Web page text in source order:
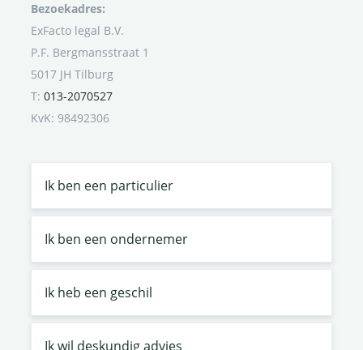
Bezoekadres:
ExFacto legal B.V.
P.F. Bergmansstraat 1
5017 JH Tilburg
T: 013-2070527
KvK: 98492306
Ik ben een particulier
Ik ben een ondernemer
Ik heb een geschil
Ik wil deskundig advies